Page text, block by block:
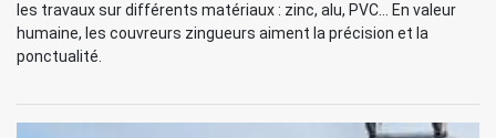
les travaux sur différents matériaux : zinc, alu, PVC… En valeur
humaine, les couvreurs zingueurs aiment la précision et la
ponctualité.